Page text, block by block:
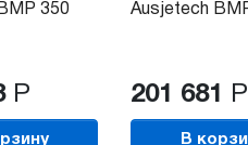
350
Р
Ausjetech
201 681 Р
В